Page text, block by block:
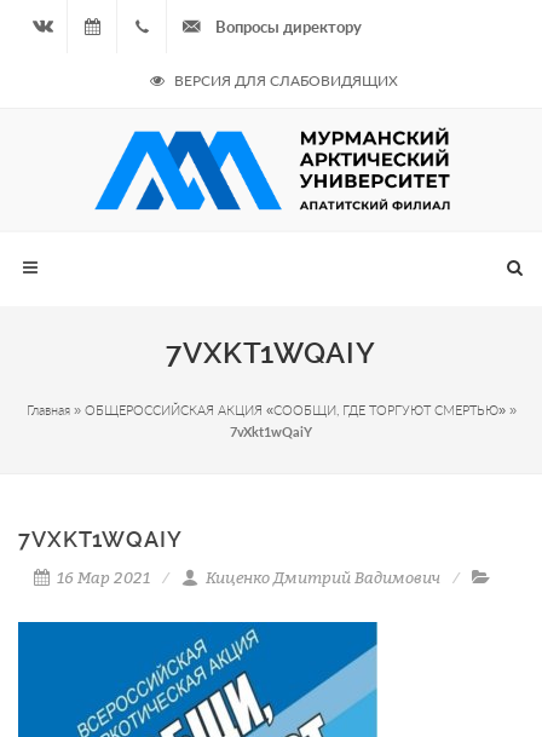
08.08.2026
- Чётная
неделя
964
687
Вопросы директору
ВЕРСИЯ ДЛЯ СЛАБОВИДЯЩИХ
7VXKT1WQAIY
Главная» ОБЩЕРОССИЙСКАЯ АКЦИЯ «СООБЩИ, ГДЕ ТОРГУЮТ СМЕРТЬЮ»»
7vXkt1wQaiY
7VXKT1WQAIY
16 Мар 2021 Киценко Дмитрий Вадимович